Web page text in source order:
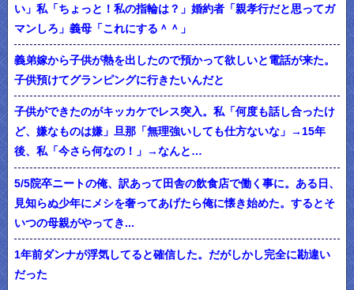
い」私「ちょっと！私の指輪は？」婚約者「親孝行だと思ってガ
マンしろ」義母「これにする＾＾」
義弟嫁から子供が熱を出したので預かって欲しいと電話が来た。
子供預けてグランピングに行きたいんだと
子供ができたのがキッカケでレス突入。私「何度も話し合ったけ
ど、嫌なものは嫌」旦那「無理強いしても仕方ないな」→15年
後、私「今さら何なの！」→なんと…
5/5院卒ニートの俺、訳あって田舎の飲食店で働く事に。ある日、
見知らぬ少年にメシを奢ってあげたら俺に懐き始めた。するとそ
いつの母親がやってき...
1年前ダンナが浮気してると確信した。だがしかし完全に勘違い
だった